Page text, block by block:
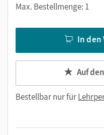
Max. Bestellmenge: 1
In den
Auf
Bestellbar nur für